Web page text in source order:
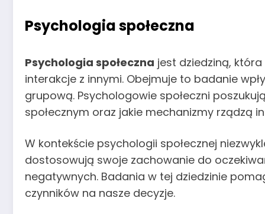
Psychologia społeczna
Psychologia społeczna jest dziedziną,
interakcje z innymi. Obejmuje to badanie
grupową. Psychologowie społeczni
społecznym oraz jakie mechanizmy rządzą
W kontekście psychologii społecznej
dostosowują swoje zachowanie do
negatywnych. Badania w tej dziedzinie
czynników na nasze decyzje.